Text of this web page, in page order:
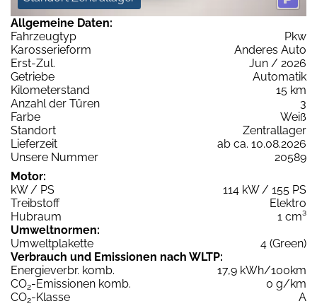
Allgemeine Daten:
Fahrzeugtyp
Pkw
Karosserieform
Anderes Auto
Erst-Zul.
Jun / 2026
Getriebe
Automatik
Kilometerstand
15 km
Anzahl der Türen
3
Farbe
Weiß
Standort
Zentrallager
Lieferzeit
ab ca. 10.08.2026
Unsere Nummer
20589
Motor:
kW / PS
114 kW / 155 PS
Treibstoff
Elektro
Hubraum
1 cm³
Umweltnormen:
Umweltplakette
4 (Green)
Verbrauch und Emissionen nach WLTP:
Energieverbr. komb.
17,9 kWh/100km
CO2-Emissionen komb.
0 g/km
CO2-Klasse
A